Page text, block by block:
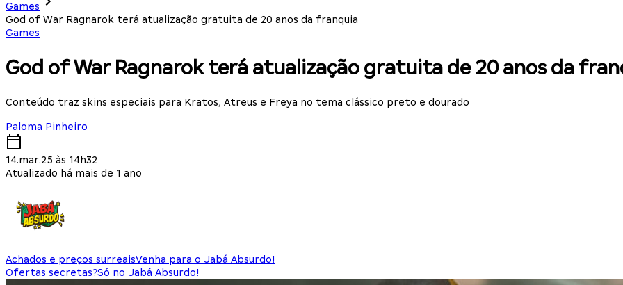
Games
God of War Ragnarok terá atualização gratuita de 20 anos da franquia
Games
God of War Ragnarok terá atualização gratuita de 20 anos da
Conteúdo traz skins especiais para Kratos, Atreus e Freya no tema clássico preto e dourado
Paloma Pinheiro
14.mar.25 às 14h32
Atualizado há mais de 1 ano
Achados e preços surreaisVenha para o Jabá Absurdo!
Ofertas secretas?Só no Jabá Absurdo!